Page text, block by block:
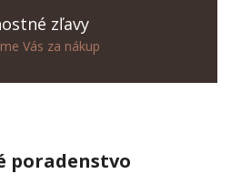
zľavy
Vás za nákup
poradenstvo